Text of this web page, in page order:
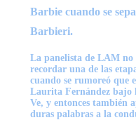
Barbie cuando se
Barbieri.
La panelista de LAM no
recordar una de las
cuando se rumoreó que
Laurita Fernández bajo
Ve, y entonces también
duras palabras a la